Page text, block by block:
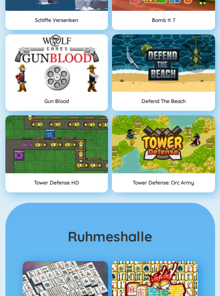
Schiffe Versenken Bomb It 7
Gun Blood Defend The Beach
Tower Defense HD Tower Defense: Orc Army
Ruhmeshalle